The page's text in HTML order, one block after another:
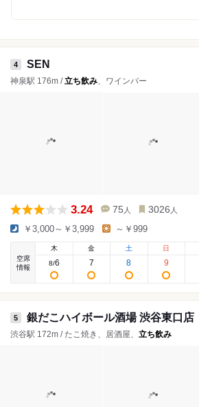
4 SEN
神泉駅 176m /立ち飲み、ワインバー
3.24 75 人 3026 人
￥3,000～￥3,999 ～￥999
空席
情報
木
8/6
金
7
土
8
日
9
5 銀だこハイボール酒場 渋谷東口店
渋谷駅 172m / たこ焼き、居酒屋、 立ち飲み